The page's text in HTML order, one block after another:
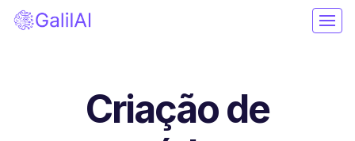
Criação de